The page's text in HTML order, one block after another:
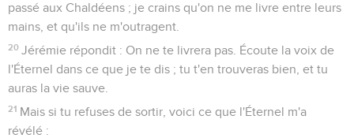
passé aux Chaldéens ; je crains qu'on ne me livre entre leurs
mains, et qu'ils ne m'outragent.
20 Jérémie répondit : On ne te livrera pas. Écoute la voix de
l'Éternel dans ce que je te dis ; tu t'en trouveras bien, et tu
auras la vie sauve.
21 Mais si tu refuses de sortir, voici ce que l'Éternel m'a
révélé :